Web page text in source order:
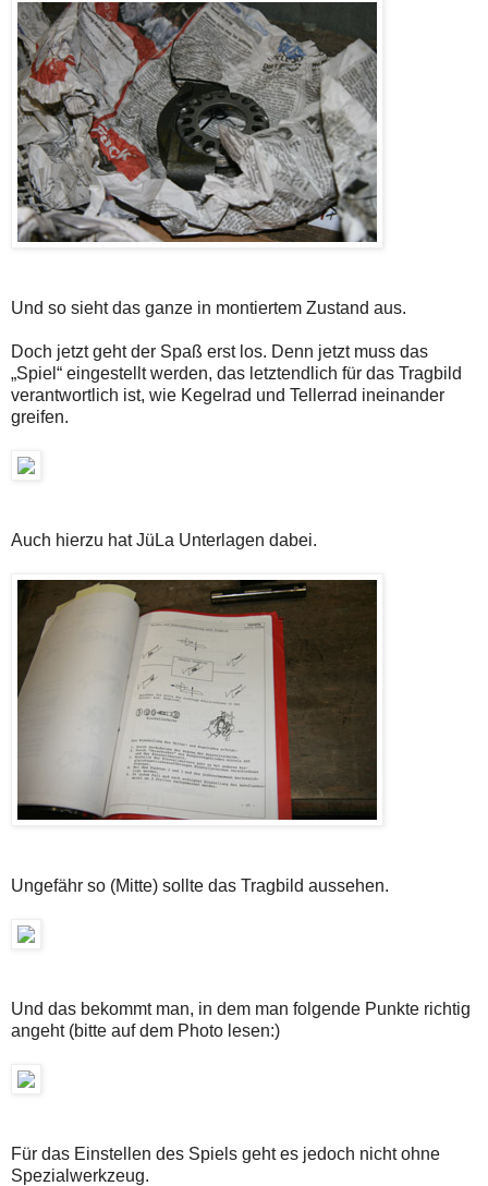
Und so sieht das ganze in montiertem Zustand aus.
Doch jetzt geht der Spaß erst los. Denn jetzt muss das
„Spiel“ eingestellt werden, das letztendlich für das Tragbild
verantwortlich ist, wie Kegelrad und Tellerrad ineinander
greifen.
Auch hierzu hat JüLa Unterlagen dabei.
Ungefähr so (Mitte) sollte das Tragbild aussehen.
Und das bekommt man, in dem man folgende Punkte richtig
angeht (bitte auf dem Photo lesen:)
Für das Einstellen des Spiels geht es jedoch nicht ohne
Spezialwerkzeug.